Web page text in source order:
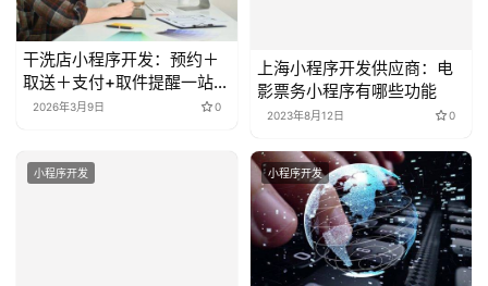
干洗店小程序开发：预约＋
取送＋支付+取件提醒一站式
方案
2026年3月9日 0
上海小程序开发供应商：电
影票务小程序有哪些功能
小程序开发 小程序开发